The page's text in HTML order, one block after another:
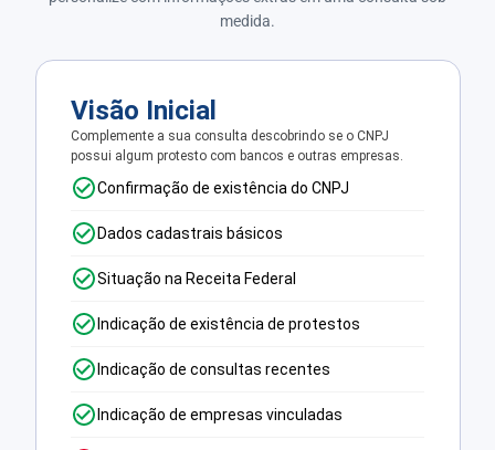
medida.
Visão Inicial
Complemente a sua consulta descobrindo se o CNPJ
possui algum protesto com bancos e outras empresas.
Confirmação de existência do CNPJ
Dados cadastrais básicos
Situação na Receita Federal
Indicação de existência de protestos
Indicação de consultas recentes
Indicação de empresas vinculadas